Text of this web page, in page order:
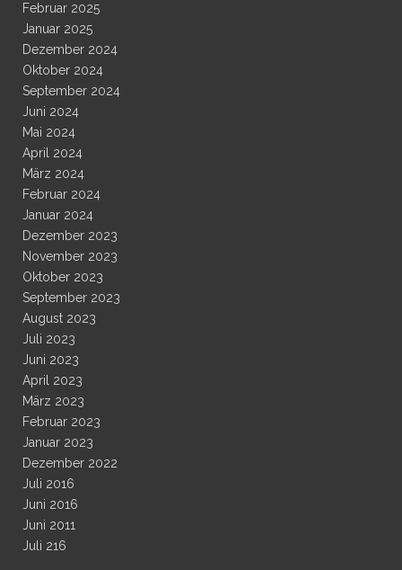
Februar 2025
Januar 2025
Dezember 2024
Oktober 2024
September 2024
Juni 2024
Mai 2024
April 2024
März 2024
Februar 2024
Januar 2024
Dezember 2023
November 2023
Oktober 2023
September 2023
August 2023
Juli 2023
Juni 2023
April 2023
März 2023
Februar 2023
Januar 2023
Dezember 2022
Juli 2016
Juni 2016
Juni 2011
Juli 216